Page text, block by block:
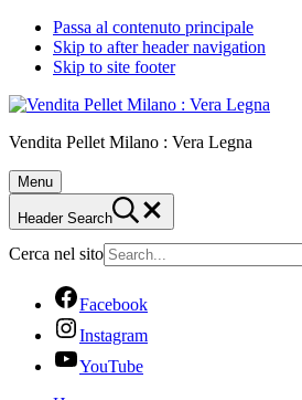
Passa al contenuto principale
Skip to after header navigation
Skip to site footer
Vendita Pellet Milano : Vera Legna
Menu
Header Search
Cerca nel sito
Facebook
Instagram
YouTube